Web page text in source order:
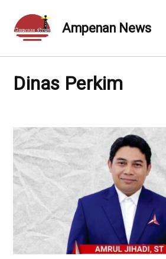
content
Ampenan News
Dinas Perkim